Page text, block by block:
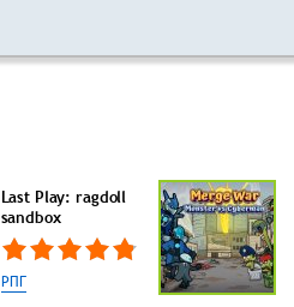
Last Play: ragdoll
sandbox
РПГ